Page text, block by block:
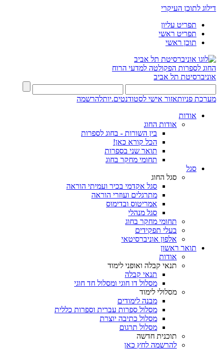
דילוג לתוכן העיקרי
תפריט עליון
תפריט ראשי
תוכן ראשי
החוג לספרות הפקולטה למדעי הרוח
אוניברסיטת תל אביב
מערכת פניותאזור אישי לסטודנטים.יותלהרשמה
אודות
אודות החוג
בין השורות - בחוג לספרות
הכל קורא כאן!
תואר שני בספרות
תחומי מחקר בחוג
סגל
סגל החוג
סגל אקדמי בכיר ועמיתי הוראה
מתרגלים ועוזרי הוראה
אמריטוס ובדימוס
סגל מנהלי
תחומי מחקר בחוג
בעלי תפקידים
אלפון אוניברסיטאי
תואר ראשון
אודות
תנאי קבלה ואופני לימוד
תנאי קבלה
מסלול דו חוגי ומסלול חד חוגי
מסלולי לימוד
מבנה לימודים
מסלול ספרות עברית וספרות כללית
מסלול כתיבה יוצרת
מסלול תרגום
תוכנית חדשה
להרשמה לחץ כאן